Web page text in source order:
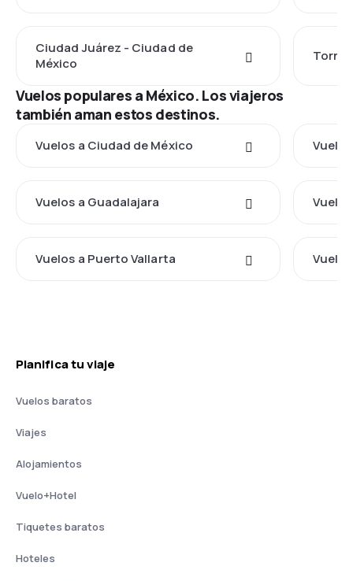
Ciudad Juárez - Ciudad de
México
Vuelos populares a México. Los viajeros
también aman estos destinos.
Vuelos a Ciudad de México
Vuelos a Guadalajara
Vuelos a Puerto Vallarta
Planifica tu viaje
Vuelos baratos
Viajes
Alojamientos
Vuelo+Hotel
Tiquetes baratos
Hoteles